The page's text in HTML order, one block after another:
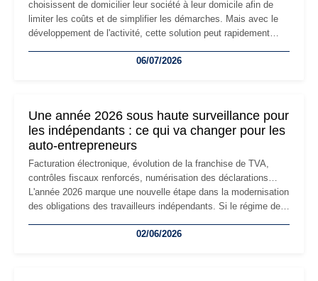
choisissent de domicilier leur société à leur domicile afin de
limiter les coûts et de simplifier les démarches. Mais avec le
développement de l'activité, cette solution peut rapidement
professionnels, recrutement, image de marque… Le
06/07/2026
Une année 2026 sous haute surveillance pour
les indépendants : ce qui va changer pour les
auto-entrepreneurs
Facturation électronique, évolution de la franchise de TVA,
contrôles fiscaux renforcés, numérisation des déclarations…
L'année 2026 marque une nouvelle étape dans la modernisation
des obligations des travailleurs indépendants. Si le régime de
les auto-entrepreneurs devront s'adapter à un environnement
02/06/2026